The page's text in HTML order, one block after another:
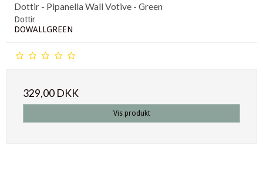
Dottir - Pipanella Wall Votive - Green
Dottir
DOWALLGREEN
329,00 DKK
Vis produkt